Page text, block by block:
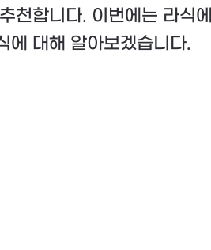
천합니다. 이번에는 라식
에 대해 알아보겠습니다.